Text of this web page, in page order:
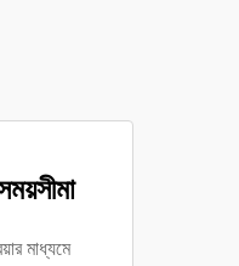
মাধ্যমে